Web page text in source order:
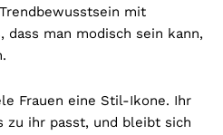
mit
man modisch sein kann,
Frauen eine Stil-Ikone. Ihr
zu ihr passt, und bleibt sich